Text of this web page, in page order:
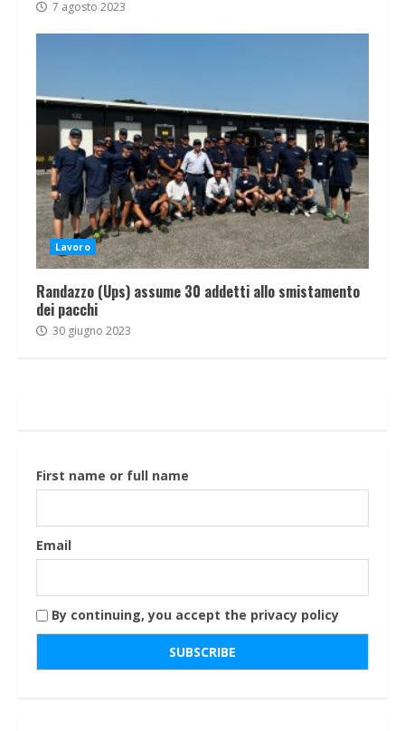
7 agosto 2023
Lavoro
Randazzo (Ups) assume 30 addetti allo smistamento
dei pacchi
30 giugno 2023
First name or full name
Email
By continuing, you accept the privacy policy